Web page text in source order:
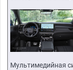
Мультимедийная